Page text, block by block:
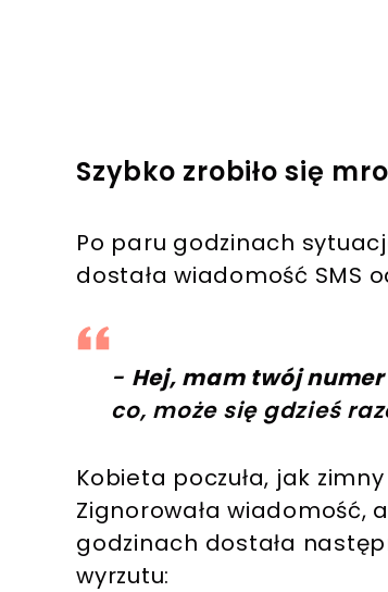
Szybko zrobiło się
Po paru godzinach
dostała wiadomość SMS
- Hej, mam twój numer
co, może się gdzieś
Kobieta poczuła, jak
Zignorowała wiadomość,
godzinach dostała
wyrzutu: